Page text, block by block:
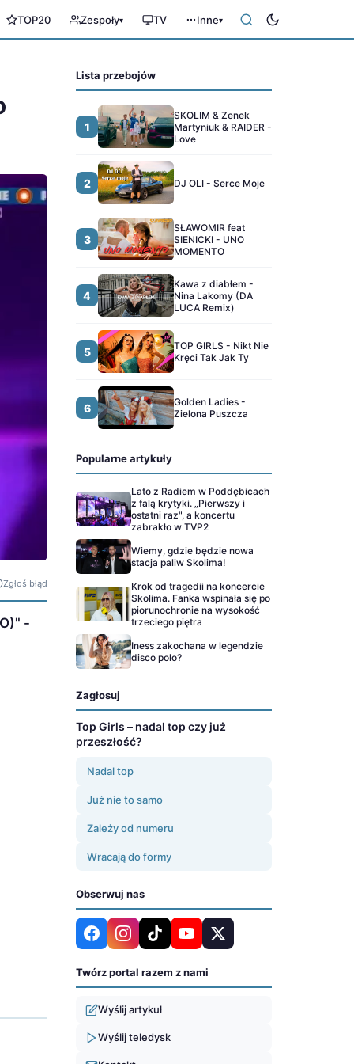
TOP20 Zespoły▾ TV Inne▾
Zgłoś błąd
-
Lista przebojów
1
SKOLIM & Zenek
Martyniuk & RAIDER -
Love
2 DJ OLI - Serce Moje
3
SŁAWOMIR feat
SIENICKI - UNO
MOMENTO
4
Kawa z diabłem -
Nina Lakomy (DA
LUCA Remix)
5
TOP GIRLS - Nikt Nie
Kręci Tak Jak Ty
6
Golden Ladies -
Zielona Puszcza
Popularne artykuły
Lato z Radiem w Poddębicach
z falą krytyki. „Pierwszy i
ostatni raz", a koncertu
zabrakło w TVP2
Wiemy, gdzie będzie nowa
stacja paliw Skolima!
Krok od tragedii na koncercie
Skolima. Fanka wspinała się po
piorunochronie na wysokość
trzeciego piętra
Iness zakochana w legendzie
disco polo?
Zagłosuj
Top Girls – nadal top czy już
przeszłość?
Nadal top
Już nie to samo
Zależy od numeru
Wracają do formy
Obserwuj nas
Twórz portal razem z nami
Wyślij artykuł
Wyślij teledysk